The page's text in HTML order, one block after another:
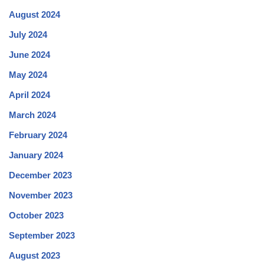
August 2024
July 2024
June 2024
May 2024
April 2024
March 2024
February 2024
January 2024
December 2023
November 2023
October 2023
September 2023
August 2023